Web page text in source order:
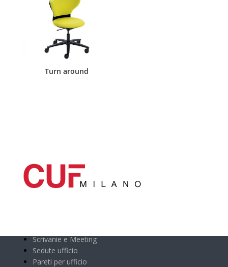
Turn around
Scrivanie e Meeting
Sedute ufficio
Pareti per ufficio